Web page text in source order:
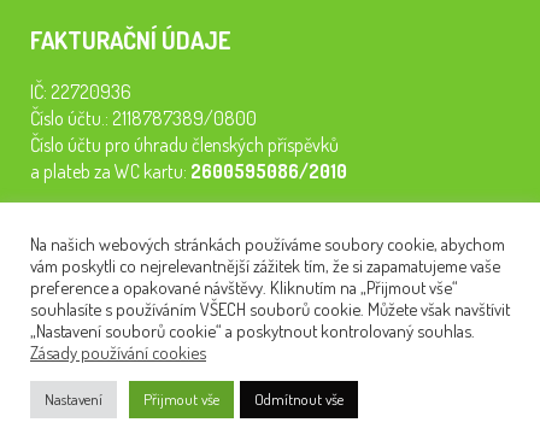
FAKTURAČNÍ ÚDAJE
IČ: 22720936
Číslo účtu.: 2118787389/0800
Číslo účtu pro úhradu členských příspěvků
a plateb za WC kartu: 2600595086/2010
semináře, konferenci, plavbu na lodi a WC kartu. Z peněz
tiskneme odborné publikace pro pacienty.
NEWSLETTER
Na našich webových stránkách používáme soubory cookie, abychom
vám poskytli co nejrelevantnější zážitek tím, že si zapamatujeme vaše
preference a opakované návštěvy. Kliknutím na „Přijmout vše“
souhlasíte s používáním VŠECH souborů cookie. Můžete však navštívit
„Nastavení souborů cookie“ a poskytnout kontrolovaný souhlas.
Zásady používání cookies
Nastavení Přijmout vše Odmítnout vše